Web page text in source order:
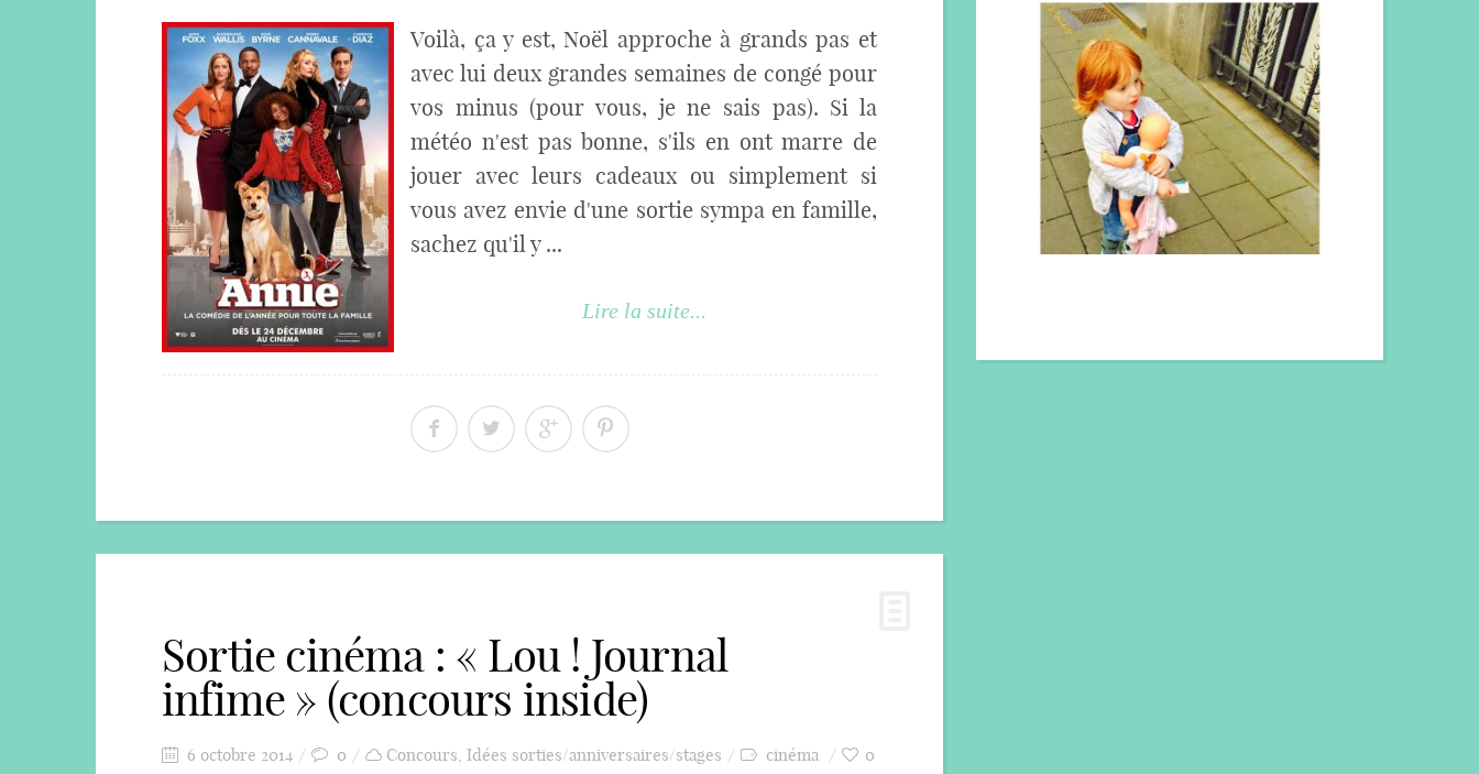
Voilà, ça y est, Noël approche à grands pas et
avec lui deux grandes semaines de congé pour
vos minus (pour vous, je ne sais pas). Si la
météo n'est pas bonne, s'ils en ont marre de
jouer avec leurs cadeaux ou simplement si
vous avez envie d'une sortie sympa en famille,
sachez qu'il y ...
Lire la suite...
Sortie cinéma : « Lou ! Journal
infime » (concours inside)
6 octobre 2014 0 Concours, Idées sorties/anniversaires/stages cinéma 0